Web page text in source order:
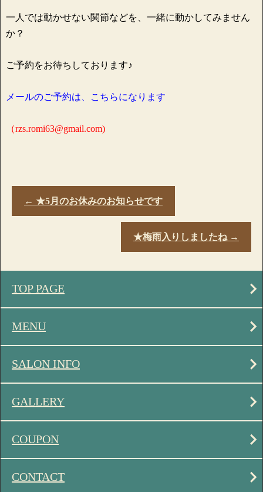
一人では動かせない関節などを、一緒に動かしてみません
か？
ご予約をお待ちしております♪
メールのご予約は、こちらになります
（rzs.romi63@gmail.com)
← ★5月のお休みのお知らせです
★梅雨入りしましたね →
TOP PAGE
MENU
SALON INFO
GALLERY
COUPON
CONTACT